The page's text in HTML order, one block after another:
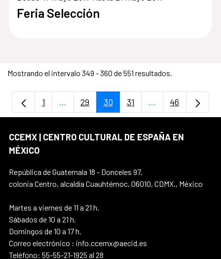
Feria Selección
Mostrando el intervalo 349 - 360 de 551 resultados.
Página
1 ...Páginas intermedias Use TAB para
Página
29 Página
30 Página
31 ...PáginasPágina
46
CCEMX | CENTRO CULTURAL DE ESPAÑA EN
MÉXICO
República de Guatemala 18 - Donceles 97,
colonia Centro, alcaldía Cuauhtémoc, 06010, CDMX., México
Martes a viernes de 11 a 21 h.
Sábados de 10 a 21 h.
Domingos de 10 a 17 h.
Correo electrónico : info.ccemx@aecid.es
Teléfono: 55-55-21-1925 al 28